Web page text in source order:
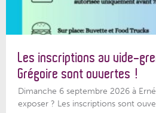
Les inscriptions au vide-
Grégoire sont ouvertes !
Dimanche 6 septembre 2026 à
exposer ? Les inscriptions sont